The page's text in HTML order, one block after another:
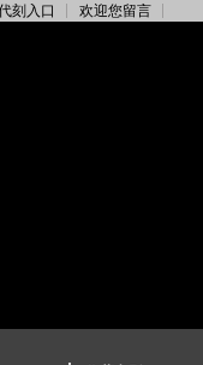
刻入口 欢迎您留言